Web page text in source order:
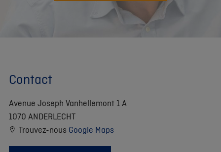
Contact
Avenue Joseph Vanhellemont 1 A
1070 ANDERLECHT
Trouvez-nous Google Maps